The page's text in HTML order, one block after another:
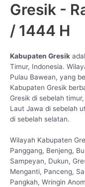
Gresik -
/ 1444 H
Kabupaten Gresik
Timur, Indonesia.
Pulau Bawean, yang
Kabupaten Gresik
Gresik di sebelah
Laut Jawa di sebelah
di sebelah selatan.
Wilayah Kabupaten
Panggang, Benjeng,
Sampeyan, Dukun,
Menganti, Panceng,
Pangkah, Wringin